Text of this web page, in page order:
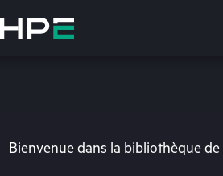
au
contenu
Bienvenue dans la bibliothèque